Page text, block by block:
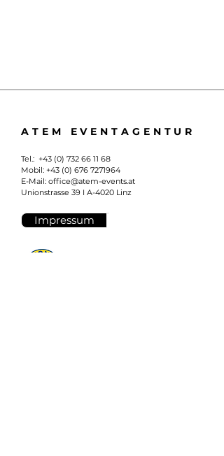
ATEM EVENTAGENTUR
Tel.: +43 (0) 732 66 11 68
Mobil: +43 (0) 676 7271964
E-Mail: office@atem-events.at
Unionstrasse 39 I A-4020 Linz
Impressum